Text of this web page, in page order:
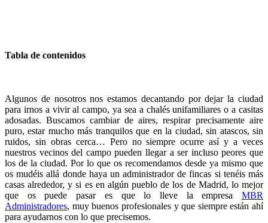
Tabla de contenidos
Algunos de nosotros nos estamos decantando por dejar la ciudad
para irnos a vivir al campo, ya sea a chalés unifamiliares o a casitas
adosadas. Buscamos cambiar de aires, respirar precisamente aire
puro, estar mucho más tranquilos que en la ciudad, sin atascos, sin
ruidos, sin obras cerca… Pero no siempre ocurre así y a veces
nuestros vecinos del campo pueden llegar a ser incluso peores que
los de la ciudad. Por lo que os recomendamos desde ya mismo que
os mudéis allá donde haya un administrador de fincas si tenéis más
casas alrededor, y si es en algún pueblo de los de Madrid, lo mejor
que os puede pasar es que lo lleve la empresa MBR
Administradores, muy buenos profesionales y que siempre están ahí
para ayudarnos con lo que precisemos.